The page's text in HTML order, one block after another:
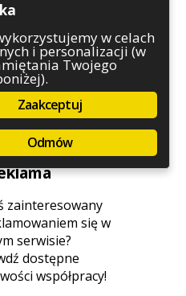
Służby
Sport
Środowisko
Szkolnictwo
Wydarzenia
Zapowiedzi
Zdrowie
zainteresowany
się w
serwisie?
dostępne
współpracy!
w celach
i personalizacji (w
Twojego
Zaakceptuj
Odmów